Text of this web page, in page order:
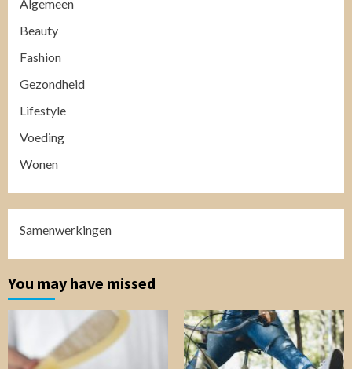
Algemeen
Beauty
Fashion
Gezondheid
Lifestyle
Voeding
Wonen
Samenwerkingen
You may have missed